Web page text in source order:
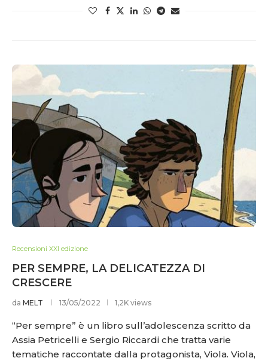
Recensioni XXI edizione
PER SEMPRE, LA DELICATEZZA DI
CRESCERE
da MELT 13/05/2022 1,2K views
“Per sempre” è un libro sull’adolescenza scritto da
Assia Petricelli e Sergio Riccardi che tratta varie
tematiche raccontate dalla protagonista, Viola. Viola,